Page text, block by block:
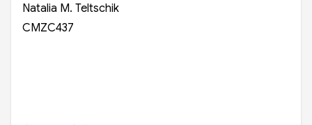
Natalia M. Teltschik
CMZC437